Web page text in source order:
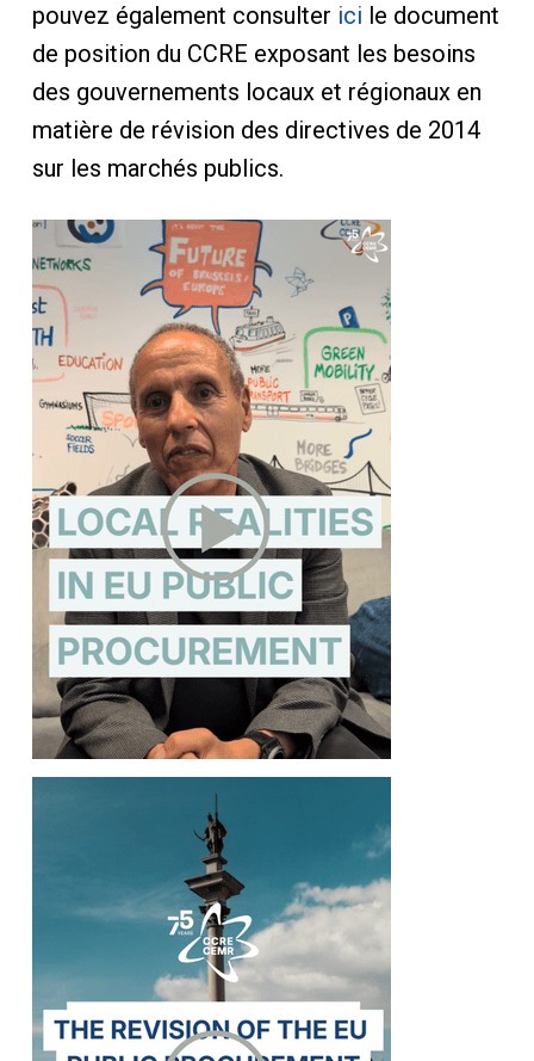
pouvez également consulter ici le document
de position du CCRE exposant les besoins
des gouvernements locaux et régionaux en
matière de révision des directives de 2014
sur les marchés publics.